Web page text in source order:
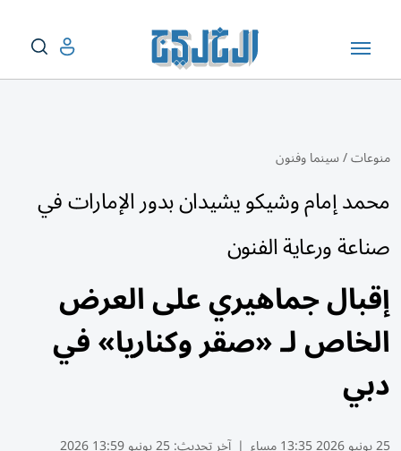
منوعات/سينما وفنون
محمد إمام وشيكو يشيدان بدور الإمارات في
صناعة ورعاية الفنون
إقبال جماهيري على العرض
الخاص لـ «صقر وكناريا» في
دبي